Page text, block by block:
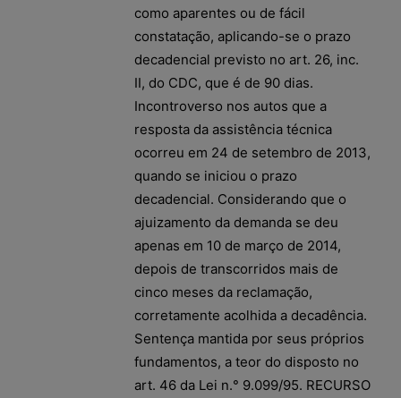
como aparentes ou de fácil
constatação, aplicando-se o prazo
decadencial previsto no art. 26, inc.
II, do CDC, que é de 90 dias.
Incontroverso nos autos que a
resposta da assistência técnica
ocorreu em 24 de setembro de 2013,
quando se iniciou o prazo
decadencial. Considerando que o
ajuizamento da demanda se deu
apenas em 10 de março de 2014,
depois de transcorridos mais de
cinco meses da reclamação,
corretamente acolhida a decadência.
Sentença mantida por seus próprios
fundamentos, a teor do disposto no
art. 46 da Lei n.° 9.099/95. RECURSO